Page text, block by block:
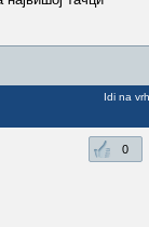
Idi na vrh
0